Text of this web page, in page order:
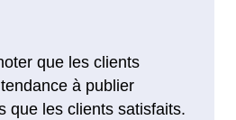
que les clients
à publier
que les clients satisfaits.